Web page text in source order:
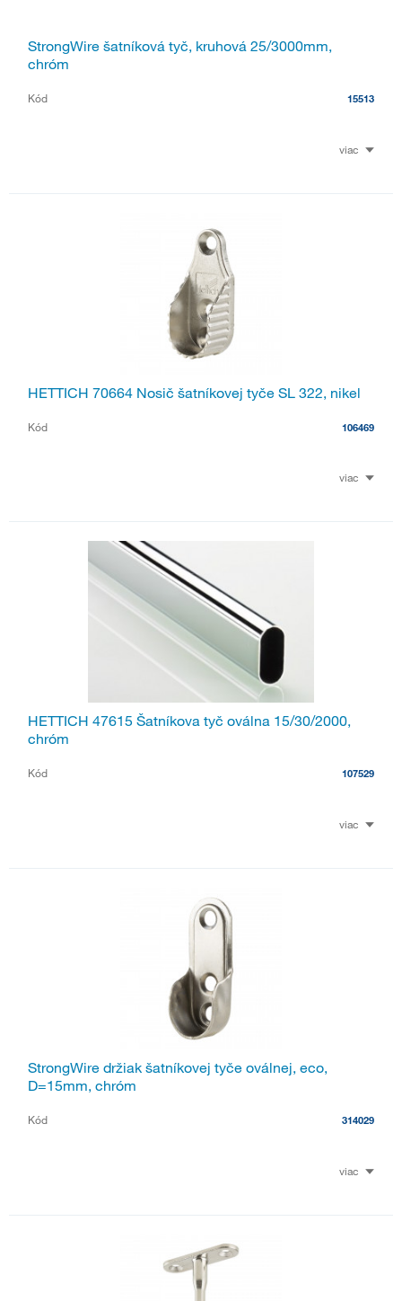
StrongWire šatníková tyč, kruhová 25/3000mm,
chróm
Kód 15513
viac
HETTICH 70664 Nosič šatníkovej tyče SL 322, nikel
Kód 106469
viac
HETTICH 47615 Šatníkova tyč oválna 15/30/2000,
chróm
Kód 107529
viac
StrongWire držiak šatníkovej tyče oválnej, eco,
D=15mm, chróm
Kód 314029
viac